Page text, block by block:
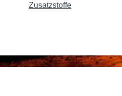
Zusatzstoffe